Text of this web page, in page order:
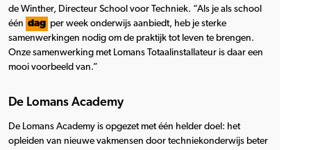
de Winther, Directeur School voor Techniek. “Als je als school
één dag per week onderwijs aanbiedt, heb je sterke
samenwerkingen nodig om de praktijk tot leven te brengen.
Onze samenwerking met Lomans Totaalinstallateur is daar een
mooi voorbeeld van.”
De Lomans Academy
De Lomans Academy is opgezet met één helder doel: het
opleiden van nieuwe vakmensen door techniekonderwijs beter